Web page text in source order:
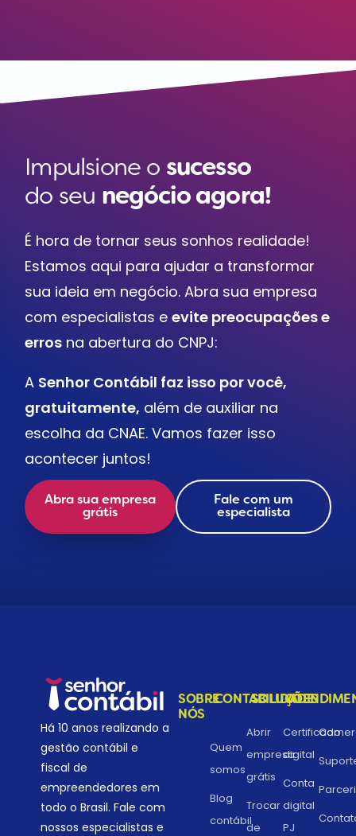
Impulsione o sucesso
do seu negócio agora!
É hora de tornar seus sonhos realidade!
Estamos aqui para ajudar a transformar
sua ideia em negócio. Abra sua empresa
com especialistas eevite preocupações e
erros na abertura do CNPJ:
A Senhor Contábil faz isso por você,
gratuitamente, além de auxiliar na
escolha da CNAE. Vamos fazer isso
acontecer juntos!
Abra sua empresa
grátis
Fale com um
especialista
Há 10 anos realizando a
gestão contábil e
fiscal de
empreendedores em
todo o Brasil. Fale com
nossos especialistas e
SOBRE
NÓS
Quem
somos
Blog
contábil
CONTABILIDADE
Abrir
empresa
grátis
Trocar
de
SOLUÇÕES
Certificado
digital
Conta
digital
PJ